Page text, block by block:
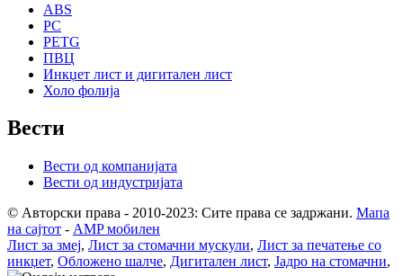
ABS
PC
PETG
ПВЦ
Инкџет лист и дигитален лист
Холо фолија
Вести
Вести од компанијата
Вести од индустријата
© Авторски права - 2010-2023: Сите права се задржани. Мапа
на сајтот - AMP мобилен
Лист за змеј, Лист за стомачни мускули, Лист за печатење со
инкџет, Обложено шалче, Дигитален лист, Јадро на стомачни,